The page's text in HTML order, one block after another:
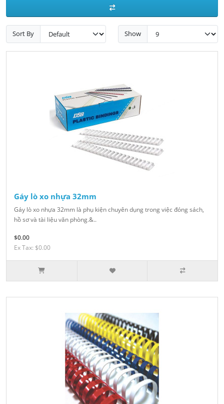
Sort By Show
Gáy lò xo nhựa 32mm
Gáy lò xo nhựa 32mm là phụ kiện chuyên dụng trong việc đóng sách,
hồ sơ và tài liệu văn phòng.&..
$0.00
Ex Tax: $0.00